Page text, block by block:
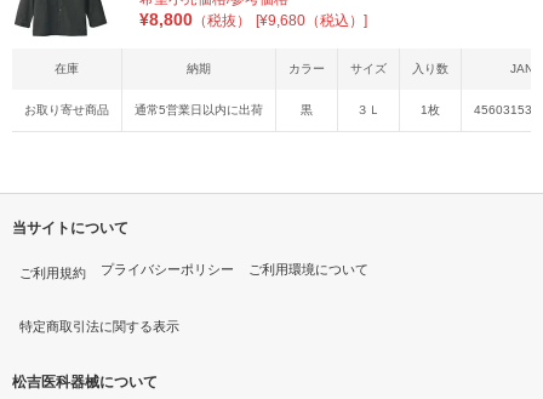
¥8,800 （税抜） [¥9,680（税込）]
在庫 納期 カラー サイズ 入り数 JAN
お取り寄せ商品 通常5営業日以内に出荷 黒 ３Ｌ 1枚
当サイトについて
ご利用規約 プライバシーポリシー ご利用環境について
特定商取引法に関する表示
松吉医科器械について